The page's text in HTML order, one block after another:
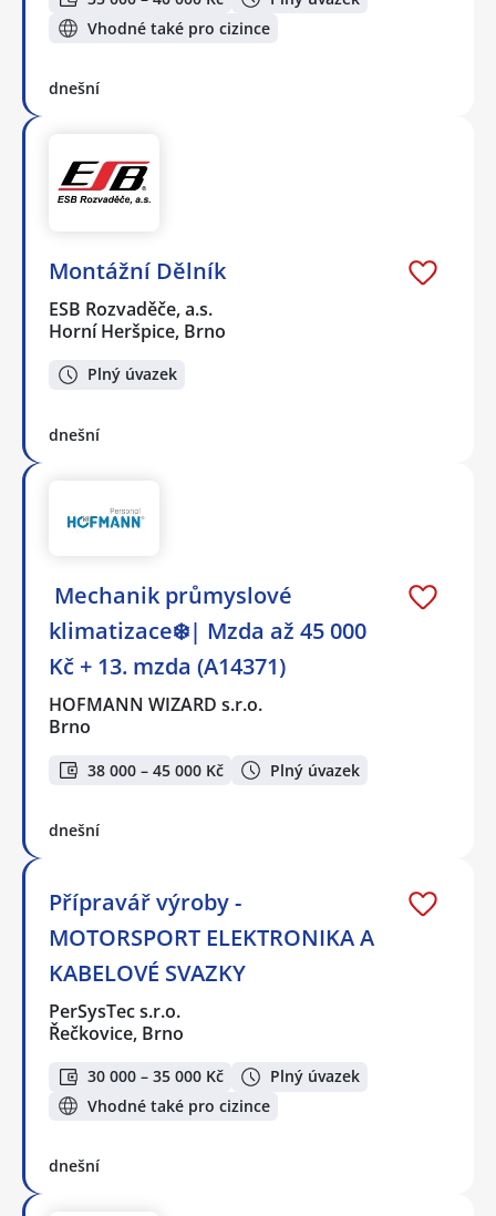
Vhodné také pro cizince
dnešní
Montážní Dělník
ESB Rozvaděče, a.s.
Horní Heršpice, Brno
Plný úvazek
dnešní
️ Mechanik průmyslové
klimatizace❄️| Mzda až 45 000
Kč + 13. mzda (A14371)
HOFMANN WIZARD s.r.o.
Brno
38 000 – 45 000 Kč Plný úvazek
dnešní
Přípravář výroby -
MOTORSPORT ELEKTRONIKA A
KABELOVÉ SVAZKY
PerSysTec s.r.o.
Řečkovice, Brno
30 000 – 35 000 Kč
Plný úvazek
Vhodné také pro cizince
dnešní